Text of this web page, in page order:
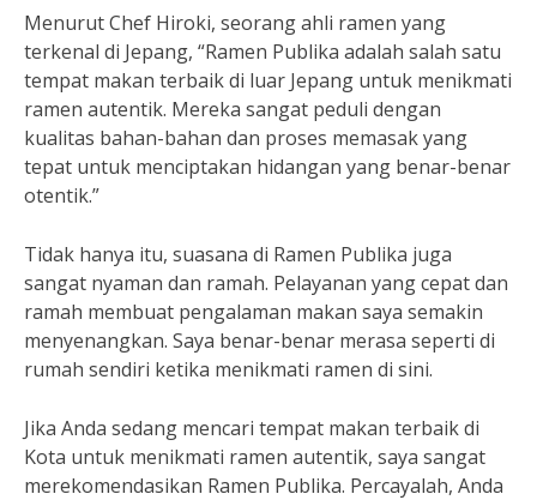
Menurut Chef Hiroki, seorang ahli ramen yang
terkenal di Jepang, “Ramen Publika adalah salah satu
tempat makan terbaik di luar Jepang untuk menikmati
ramen autentik. Mereka sangat peduli dengan
kualitas bahan-bahan dan proses memasak yang
tepat untuk menciptakan hidangan yang benar-benar
otentik.”
Tidak hanya itu, suasana di Ramen Publika juga
sangat nyaman dan ramah. Pelayanan yang cepat dan
ramah membuat pengalaman makan saya semakin
menyenangkan. Saya benar-benar merasa seperti di
rumah sendiri ketika menikmati ramen di sini.
Jika Anda sedang mencari tempat makan terbaik di
Kota untuk menikmati ramen autentik, saya sangat
merekomendasikan Ramen Publika. Percayalah, Anda